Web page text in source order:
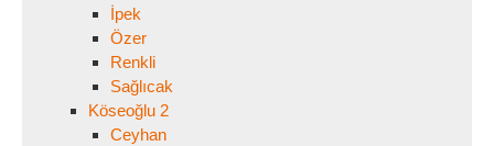
İpek
Özer
Renkli
Sağlıcak
Köseoğlu 2
Ceyhan